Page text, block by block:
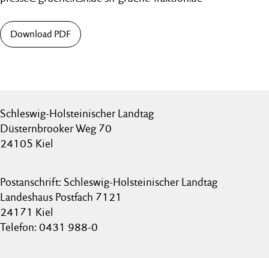
Download PDF
Schleswig-Holsteinischer Landtag
Düsternbrooker Weg 70
24105 Kiel
Postanschrift: Schleswig-Holsteinischer Landtag
Landeshaus Postfach 7121
24171 Kiel
Telefon: 0431 988-0